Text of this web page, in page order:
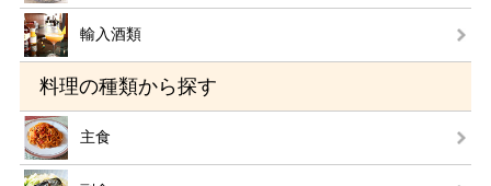
輸入酒類
料理の種類から探す
主食